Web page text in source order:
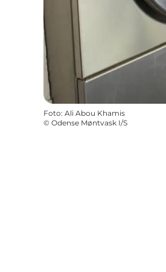
Foto: Ali Abou Khamis
© Odense Møntvask I/S